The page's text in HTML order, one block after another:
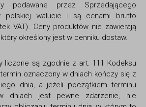
podawane przez Sprzedającego
polskiej walucie i są cenami brutto
VAT). Ceny produktów nie zawierają
określony jest w cenniku dostaw.
liczone są zgodnie z art. 111 Kodeksu
oznaczony w dniach kończy się z
dnia, a jeżeli początkiem terminu
dniach jest pewne zdarzenie, nie